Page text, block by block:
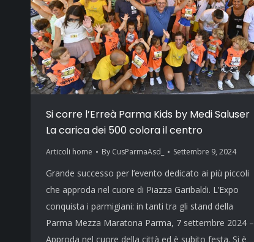
Si corre l’Erreà Parma Kids by Medi Saluser
La carica dei 500 colora il centro
Articoli home By CusParmaAsd_ Settembre 9, 2024
Grande successo per l’evento dedicato ai più piccoli
che approda nel cuore di Piazza Garibaldi. L’Expo
conquista i parmigiani: in tanti tra gli stand della
Parma Mezza Maratona Parma, 7 settembre 2024 –
Approda nel cuore della città ed è subito festa. Si è